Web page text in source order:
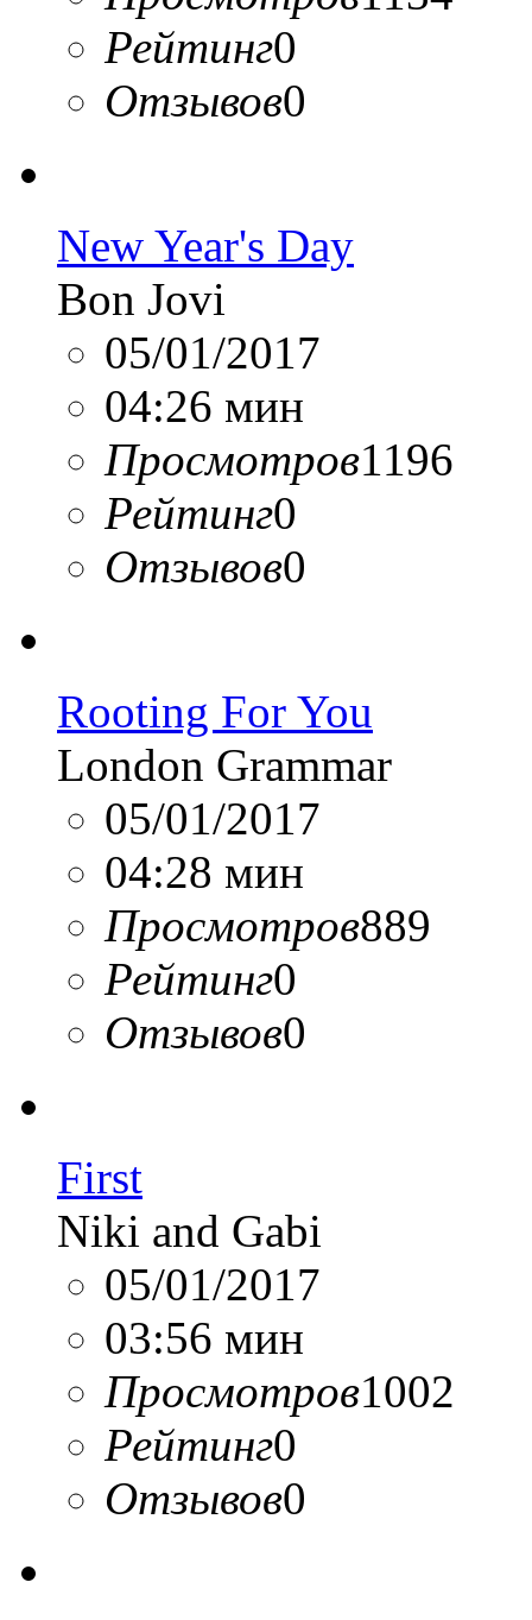
Рейтинг0
Отзывов0
New Year's Day
Bon Jovi
05/01/2017
04:26 мин
Просмотров1196
Рейтинг0
Отзывов0
Rooting For You
London Grammar
05/01/2017
04:28 мин
Просмотров889
Рейтинг0
Отзывов0
First
Niki and Gabi
05/01/2017
03:56 мин
Просмотров1002
Рейтинг0
Отзывов0